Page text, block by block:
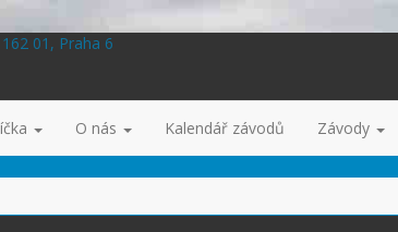
01, Praha 6
O nás Kalendář závodů Závody